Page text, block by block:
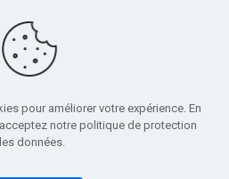
pour améliorer votre expérience. En
notre politique de protection
données.